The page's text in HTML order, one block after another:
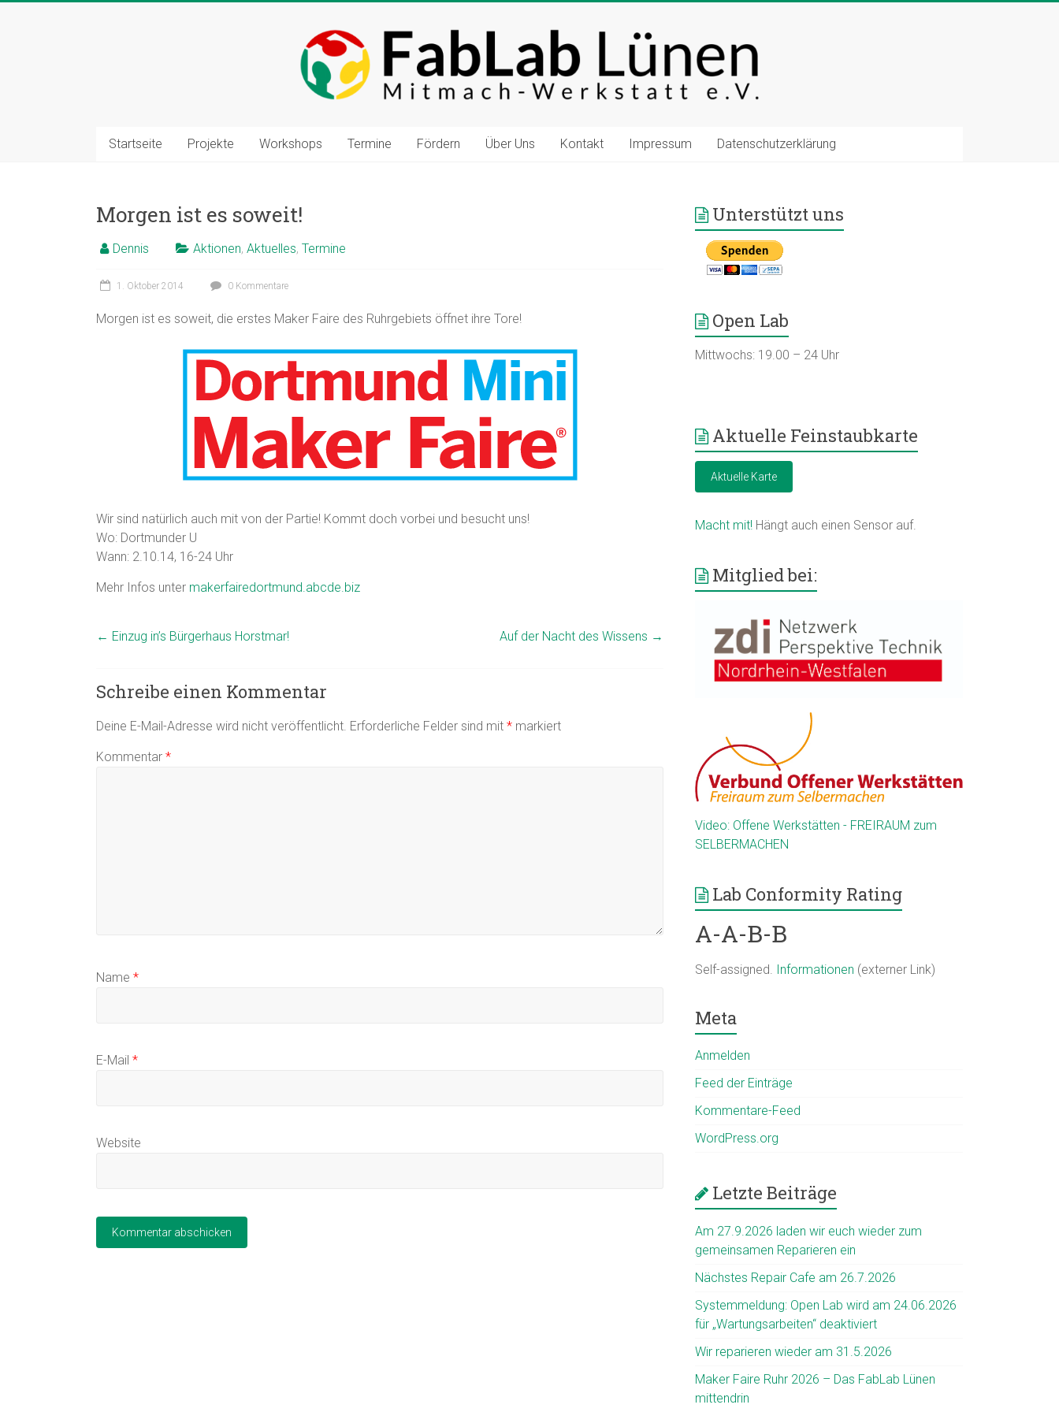
Startseite Projekte Workshops Termine Fördern Über Uns Kontakt Impressum Datenschutzerklärung
Morgen ist es soweit!
Dennis Aktionen, Aktuelles, Termine
1. Oktober 2014 0 Kommentare
Morgen ist es soweit, die erstes Maker Faire des Ruhrgebiets öffnet ihre Tore!
Wir sind natürlich auch mit von der Partie! Kommt doch vorbei und besucht uns!
Wo: Dortmunder U
Wann: 2.10.14, 16-24 Uhr
Mehr Infos unter makerfairedortmund.abcde.biz
← Einzug in’s Bürgerhaus Horstmar! Auf der Nacht des Wissens →
Schreibe einen Kommentar
Deine E-Mail-Adresse wird nicht veröffentlicht. Erforderliche Felder sind mit * markiert
Kommentar *
Name *
E-Mail *
Website
Unterstützt uns
Open Lab
Mittwochs: 19.00 – 24 Uhr
Aktuelle Feinstaubkarte
Aktuelle Karte
Macht mit! Hängt auch einen Sensor auf.
Mitglied bei:
Video: Offene Werkstätten - FREIRAUM zum
SELBERMACHEN
Lab Conformity Rating
A-A-B-B
Self-assigned. Informationen (externer Link)
Meta
Anmelden
Feed der Einträge
Kommentare-Feed
WordPress.org
Letzte Beiträge
Am 27.9.2026 laden wir euch wieder zum
gemeinsamen Reparieren ein
Nächstes Repair Cafe am 26.7.2026
Systemmeldung: Open Lab wird am 24.06.2026
für „Wartungsarbeiten“ deaktiviert
Wir reparieren wieder am 31.5.2026
Maker Faire Ruhr 2026 – Das FabLab Lünen
mittendrin